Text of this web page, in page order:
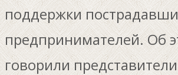
поддержки
предпринимателей. Об
говорили представители